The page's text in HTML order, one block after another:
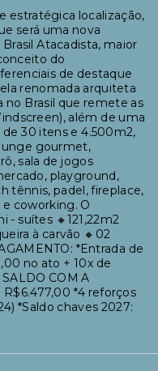
estratégica localização,
será uma nova
Atacadista, maior
do
de destaque
renomada arquiteta
no Brasil que remete as
além de uma
30 itens e 4.500m2,
gourmet,
sala de jogos
playground,
tênnis, padel, fireplace,
e coworking. O
- suítes 🔸121,22m2
à carvão 🔸02
*Entrada de
no ato + 10x de
COM A
R$6.477,00 *4 reforços
*Saldo chaves 2027: